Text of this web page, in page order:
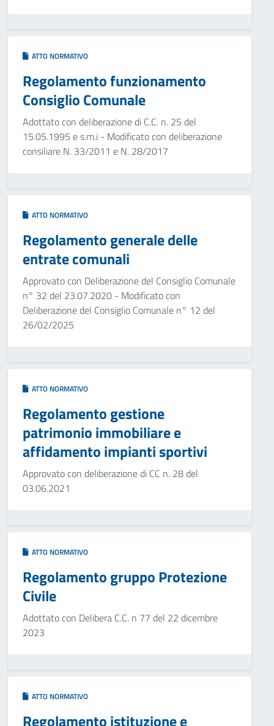
ATTO NORMATIVO
Regolamento funzionamento
Consiglio Comunale
Adottato con deliberazione di C.C. n. 25 del
15.05.1995 e s.m.i - Modificato con deliberazione
consiliare N. 33/2011 e N. 28/2017
ATTO NORMATIVO
Regolamento generale delle
entrate comunali
Approvato con Deliberazione del Consiglio Comunale
n° 32 del 23.07.2020 - Modificato con
Deliberazione del Consiglio Comunale n° 12 del
26/02/2025
ATTO NORMATIVO
Regolamento gestione
patrimonio immobiliare e
affidamento impianti sportivi
Approvato con deliberazione di CC n. 28 del
03.06.2021
ATTO NORMATIVO
Regolamento gruppo Protezione
Civile
Adottato con Delibera C.C. n 77 del 22 dicembre
2023
ATTO NORMATIVO
Regolamento istituzione e